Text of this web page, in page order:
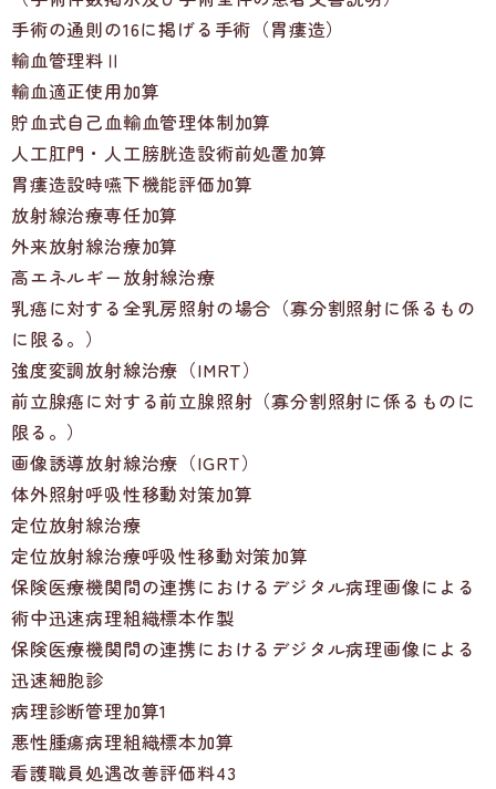
手術の通則の16に掲げる手術（胃瘻造）
輸血管理料Ⅱ
輸血適正使用加算
貯血式自己血輸血管理体制加算
人工肛門・人工膀胱造設術前処置加算
胃瘻造設時嚥下機能評価加算
放射線治療専任加算
外来放射線治療加算
高エネルギー放射線治療
乳癌に対する全乳房照射の場合（寡分割照射に係るもの
に限る。）
強度変調放射線治療（IMRT）
前立腺癌に対する前立腺照射（寡分割照射に係るものに
限る。）
画像誘導放射線治療（IGRT）
体外照射呼吸性移動対策加算
定位放射線治療
定位放射線治療呼吸性移動対策加算
保険医療機関間の連携におけるデジタル病理画像による
術中迅速病理組織標本作製
保険医療機関間の連携におけるデジタル病理画像による
迅速細胞診
病理診断管理加算1
悪性腫瘍病理組織標本加算
看護職員処遇改善評価料43